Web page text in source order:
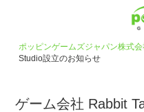
ポッピンゲームズジャパン株式会
Studio設立のお知らせ
ゲーム会社 Rabbit